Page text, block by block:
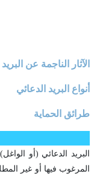
الآثار الناجمة عن
أنواع البريد الدعائي
طرائق الحماية